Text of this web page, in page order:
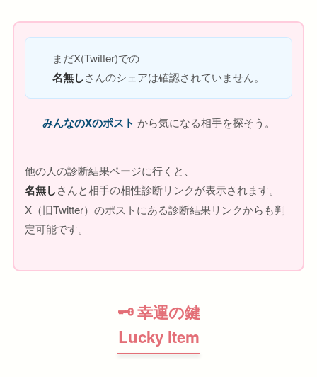
まだX(Twitter)での
名無しさんのシェアは確認されていません。
みんなのXのポスト から気になる相手を探そう。
他の人の診断結果ページに行くと、
名無しさんと相手の相性診断リンクが表示されます。
X（旧Twitter）のポストにある診断結果リンクからも判
定可能です。
🗝 幸運の鍵
Lucky Item